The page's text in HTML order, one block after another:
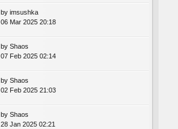
by imsushka
06 Mar 2025 20:18
by Shaos
07 Feb 2025 02:14
by Shaos
02 Feb 2025 21:03
by Shaos
28 Jan 2025 02:21